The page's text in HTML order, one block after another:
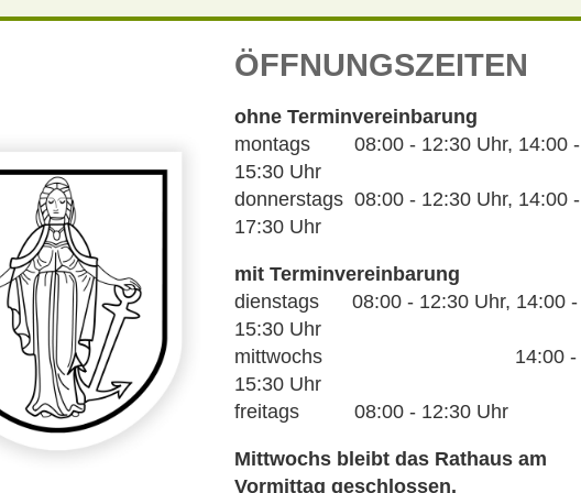
ÖFFNUNGSZEITEN
ohne Terminvereinbarung
montags 08:00 - 12:30 Uhr, 14:00 -
15:30 Uhr
donnerstags 08:00 - 12:30 Uhr, 14:00 -
17:30 Uhr
mit Terminvereinbarung
dienstags 08:00 - 12:30 Uhr, 14:00 -
15:30 Uhr
mittwochs 14:00 -
15:30 Uhr
freitags 08:00 - 12:30 Uhr
Mittwochs bleibt das Rathaus am
Vormittag geschlossen.